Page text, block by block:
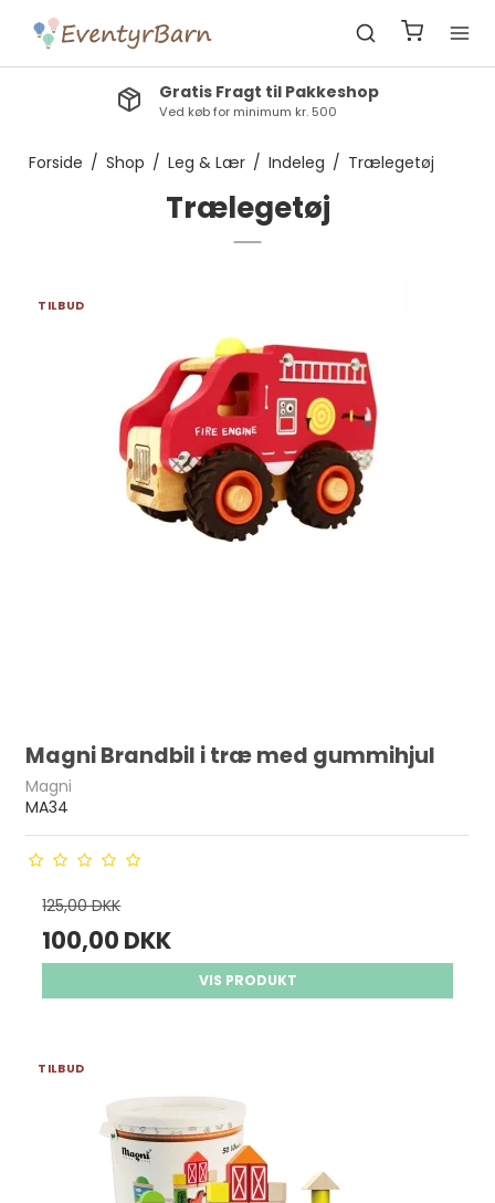
Tilmeld dig nyhedsbrevet
Klik og bliv en del af eventyret
Forside / Shop / Leg & Lær / Indeleg / Trælegetøj
Trælegetøj
TILBUD
Magni Brandbil i træ med gummihjul
Magni
MA34
125,00 DKK
100,00 DKK
VIS PRODUKT
TILBUD